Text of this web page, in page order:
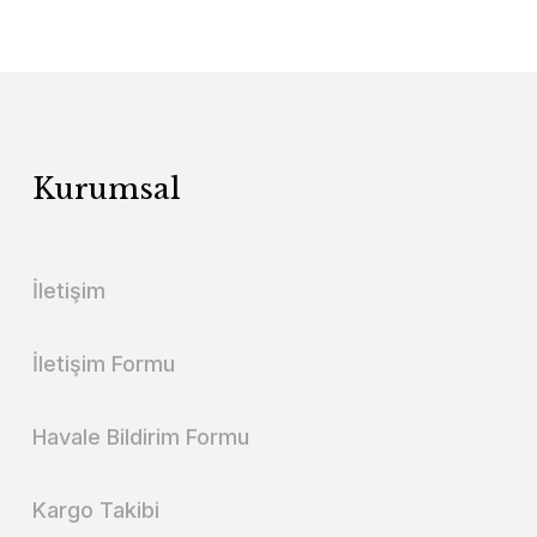
Kurumsal
İletişim
İletişim Formu
Havale Bildirim Formu
Kargo Takibi